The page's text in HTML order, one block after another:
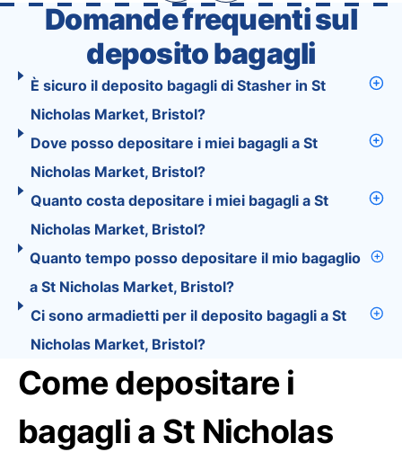
Domande frequenti sul
deposito bagagli
È sicuro il deposito bagagli di Stasher in St
Nicholas Market, Bristol?
Dove posso depositare i miei bagagli a St
Nicholas Market, Bristol?
Quanto costa depositare i miei bagagli a St
Nicholas Market, Bristol?
Quanto tempo posso depositare il mio bagaglio
a St Nicholas Market, Bristol?
Ci sono armadietti per il deposito bagagli a St
Nicholas Market, Bristol?
Come depositare i
bagagli a St Nicholas